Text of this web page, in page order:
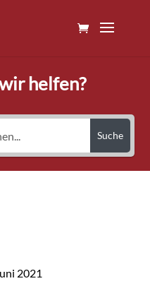
helfen?
Suche
2021